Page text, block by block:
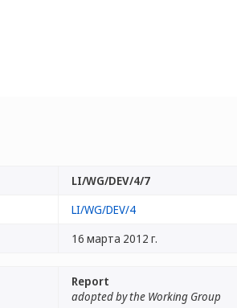
LI/WG/DEV/4/7
LI/WG/DEV/4
16 марта 2012 г.
Report
adopted by the Working Group